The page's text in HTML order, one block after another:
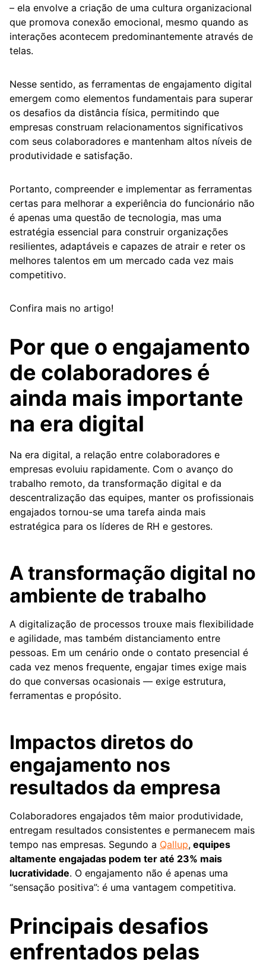
– ela envolve a criação de uma cultura organizacional
que promova conexão emocional, mesmo quando as
interações acontecem predominantemente através de
telas.
Nesse sentido, as ferramentas de engajamento digital
emergem como elementos fundamentais para superar
os desafios da distância física, permitindo que
empresas construam relacionamentos significativos
com seus colaboradores e mantenham altos níveis de
produtividade e satisfação.
Portanto, compreender e implementar as ferramentas
certas para melhorar a experiência do funcionário não
é apenas uma questão de tecnologia, mas uma
estratégia essencial para construir organizações
resilientes, adaptáveis e capazes de atrair e reter os
melhores talentos em um mercado cada vez mais
competitivo.
Confira mais no artigo!
Por que o engajamento
de colaboradores é
ainda mais importante
na era digital
Na era digital, a relação entre colaboradores e
empresas evoluiu rapidamente. Com o avanço do
trabalho remoto, da transformação digital e da
descentralização das equipes, manter os profissionais
engajados tornou-se uma tarefa ainda mais
estratégica para os líderes de RH e gestores.
A transformação digital no
ambiente de trabalho
A digitalização de processos trouxe mais flexibilidade
e agilidade, mas também distanciamento entre
pessoas. Em um cenário onde o contato presencial é
cada vez menos frequente, engajar times exige mais
do que conversas ocasionais — exige estrutura,
ferramentas e propósito.
Impactos diretos do
engajamento nos
resultados da empresa
Colaboradores engajados têm maior produtividade,
entregam resultados consistentes e permanecem mais
tempo nas empresas. Segundo a Qallup, equipes
altamente engajadas podem ter até 23% mais
lucratividade. O engajamento não é apenas uma
“sensação positiva”: é uma vantagem competitiva.
Principais desafios
enfrentados pelas